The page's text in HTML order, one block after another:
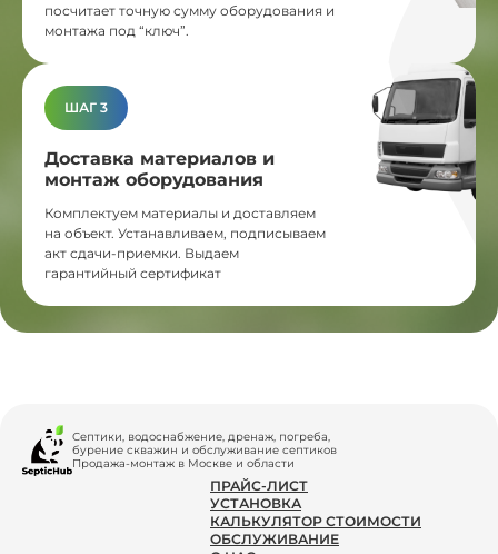
посчитает точную сумму оборудования и
монтажа под “ключ”.
ШАГ 3
Доставка материалов и
монтаж оборудования
Комплектуем материалы и доставляем
на объект. Устанавливаем, подписываем
акт сдачи-приемки. Выдаем
гарантийный сертификат
Септики, водоснабжение, дренаж, погреба,
бурение скважин и обслуживание септиков
Продажа-монтаж в Москве и области
ПРАЙС-ЛИСТ
УСТАНОВКА
КАЛЬКУЛЯТОР СТОИМОСТИ
ОБСЛУЖИВАНИЕ